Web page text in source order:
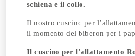
schiena e il collo.
Il nostro cuscino per
il momento del biberon per i
Il cuscino per l’allattamento